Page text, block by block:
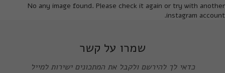
No any image found. Please check it again or try with another
instagram account.
שמרו על קשר
כדאי לך להירשם ולקבל את המתכונים ישירות למייל